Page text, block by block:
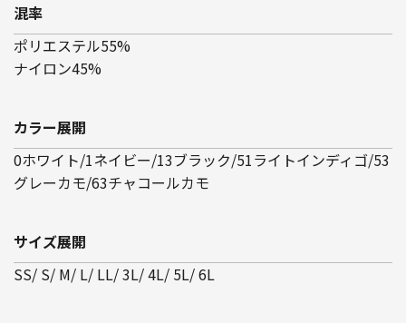
混率
ポリエステル55%
ナイロン45%
カラー展開
0ホワイト/1ネイビー/13ブラック/51ライトインディゴ/53
グレーカモ/63チャコールカモ
サイズ展開
SS/ S/ M/ L/ LL/ 3L/ 4L/ 5L/ 6L